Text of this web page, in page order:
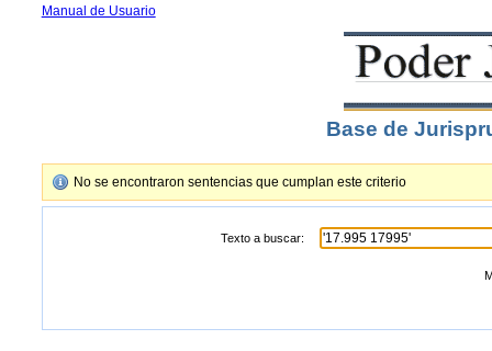
Manual de Usuario
Base de
No se encontraron sentencias que cumplan este criterio
Texto a buscar: